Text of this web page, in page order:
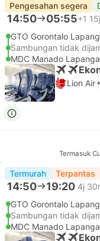
Pengesahan segera
14:50 05:55+1
GTO Gorontalo
Sambungan tidak
MDC Manado
Lion Air
Termasuk
Termurah Terpantas
14:50 19:20 4j
GTO Gorontalo
Sambungan tidak
MDC Manado